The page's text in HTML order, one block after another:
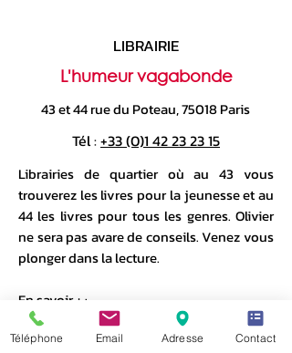
LIBRAIRIE
L'humeur vagabonde
43 et 44 rue du Poteau, 75018 Paris
Tél :+33 (0)1 42 23 23 15
Librairies de quartier où au 43 vous
trouverez les livres pour la jeunesse et au
44 les livres pour tous les genres. Olivier
ne sera pas avare de conseils. Venez vous
plonger dans la lecture.
En savoir + :
https://www.facebook.com/LHumeurVaga
bonde/
Téléphone Email Adresse Contact